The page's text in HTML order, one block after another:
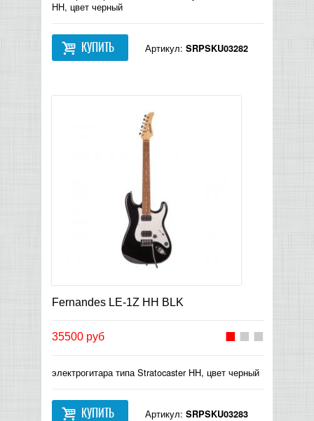
HH, цвет черный
КУПИТЬ Артикул: SRPSKU03282
Fernandes LE-1Z HH BLK
35500 руб
электрогитара типа Stratocaster HH, цвет черный
КУПИТЬ Артикул: SRPSKU03283